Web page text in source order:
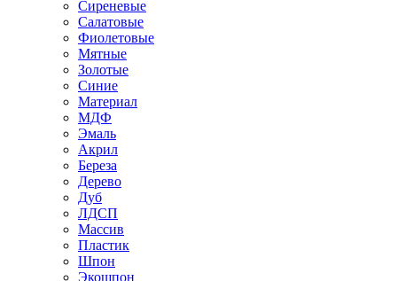
Сиреневые
Салатовые
Фиолетовые
Мятные
Золотые
Синие
Материал
МДФ
Эмаль
Акрил
Береза
Дерево
Дуб
ЛДСП
Массив
Пластик
Шпон
Экошпон